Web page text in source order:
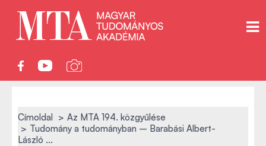
Címoldal
Az MTA 194. közgyűlése
Tudomány a tudományban – Barabási Albert-
László ...